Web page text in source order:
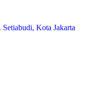
Kota Jakarta